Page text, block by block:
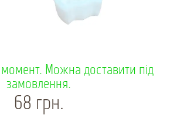
Можна доставити під
замовлення.
68 грн.